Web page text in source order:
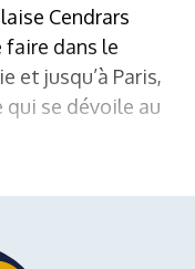
Cendrars
faire dans le
et jusqu’à Paris,
qui se dévoile au